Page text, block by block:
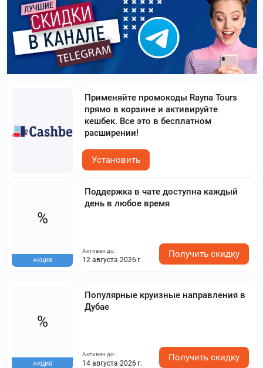
Применяйте промокоды Rayna Tours
прямо в корзине и активируйте
кешбек. Все это в бесплатном
расширении!
Установить
Поддержка в чате доступна каждый
день в любое время
%
АКЦИЯ
Активен до:
12 августа 2026 г.
Получить скидку
Популярные круизные направления в
Дубае
%
АКЦИЯ
Активен до:
14 августа 2026 г.
Получить скидку